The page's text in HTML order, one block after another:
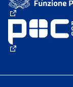
(Collegamento